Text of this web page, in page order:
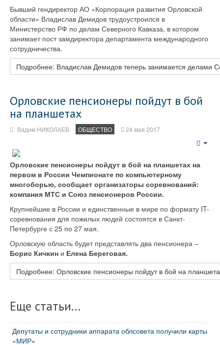
Бывший гендиректор АО «Корпорация развития Орловской
области» Владислав Демидов трудоустроился в
Министерство РФ по делам Северного Кавказа, в котором
занимает пост замдиректора департамента международного
сотрудничества.
Подробнее: Владислав Демидов теперь занимается делами
Орловские пенсионеры пойдут в бой
на планшетах
Вадим НИКОЛАЕВ ОБЩЕСТВО 24 мая 2017
Орловские пенсионеры пойдут в бой на планшетах на
первом в России Чемпионате по компьютерному
многоборью, сообщает организаторы соревнований:
компания МТС и Союз пенсионеров России.
Крупнейшие в России и единственные в мире по формату IT-
соревнования для пожилых людей состоятся в Санкт-
Петербурге с 25 по 27 мая.
Орловскую область будет представлять два пенсионера –
Борис Кичкин и Елена Береговая.
Подробнее: Орловские пенсионеры пойдут в бой на
Еще статьи...
Депутаты и сотрудники аппарата облсовета получили карты
«МИР»